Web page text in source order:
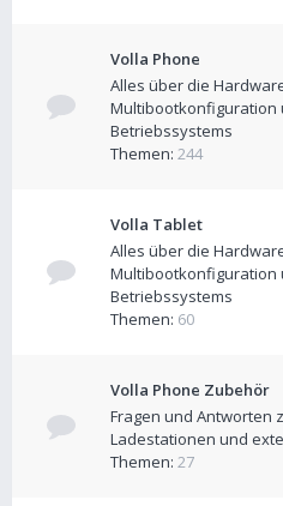
Volla Phone
Alles über die
Multibootkonfiguration
Betriebssystems
Themen: 244
Volla Tablet
Alles über die
Multibootkonfiguration
Betriebssystems
Themen: 60
Volla Phone Zubehör
Fragen und Antworten
Ladestationen und
Themen: 27